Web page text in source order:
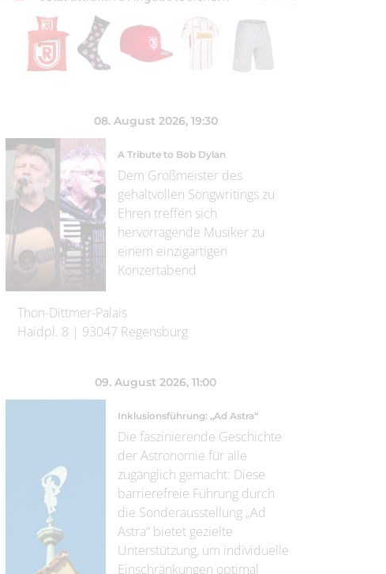
08. August 2026, 19:30
A Tribute to Bob Dylan
Dem Großmeister des
gehaltvollen Songwritings zu
Ehren treffen sich
hervorragende Musiker zu
einem einzigartigen
Konzertabend
Thon-Dittmer-Palais
Haidpl. 8 | 93047 Regensburg
09. August 2026, 11:00
Inklusionsführung: „Ad Astra“
Die faszinierende Geschichte
der Astronomie für alle
zugänglich gemacht: Diese
barrierefreie Führung durch
die Sonderausstellung „Ad
Astra“ bietet gezielte
Unterstützung, um individuelle
Einschränkungen optimal